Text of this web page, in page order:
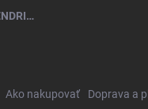
90-DŇOVÝ PROGRAM KOLAGENDRINK COLLAGEN BEAUTY TROJZLOŽKOVÝ (TYP 1, 2 & 3) RYBÍ HYDROLYZOVANÝ KOLAGÉN 3 X 330 G
Ako nakupovať Doprava a